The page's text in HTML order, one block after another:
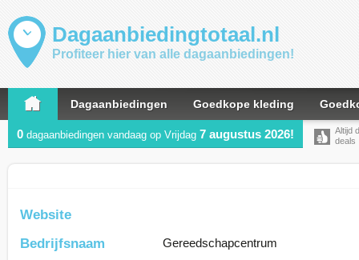
Dagaanbiedingtotaal.nl
Profiteer hier van alle dagaanbiedingen!
Dagaanbiedingen Goedkope kleding
0 dagaanbiedingen vandaag op Vrijdag 7 augustus 2026!
Altijd
deals
Website
Bedrijfsnaam
Gereedschapcentrum